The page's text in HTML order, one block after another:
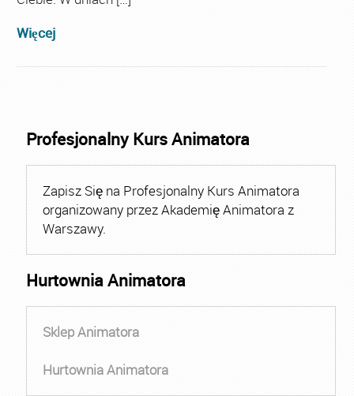
Więcej
Profesjonalny Kurs Animatora
Zapisz Się na Profesjonalny Kurs Animatora
organizowany przez Akademię Animatora z
Warszawy.
Hurtownia Animatora
Sklep Animatora
Hurtownia Animatora